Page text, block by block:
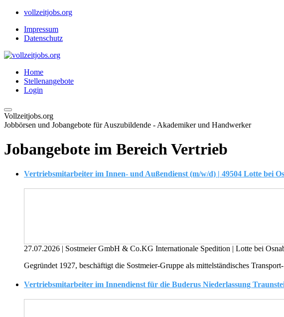
vollzeitjobs.org
Impressum
Datenschutz
Home
Stellenangebote
Login
Vollzeitjobs.org
Jobbörsen und Jobangebote für Auszubildende - Akademiker und Handwerker
Jobangebote im Bereich Vertrieb
Vertriebsmitarbeiter im Innen- und Außendienst (m/w/d) | 49504 Lotte bei
27.07.2026 | Sostmeier GmbH & Co.KG Internationale Spedition | Lotte bei
Gegründet 1927, beschäftigt die Sostmeier-Gruppe als mittelständisches
Vertriebsmitarbeiter im Innendienst für die Buderus Niederlassung